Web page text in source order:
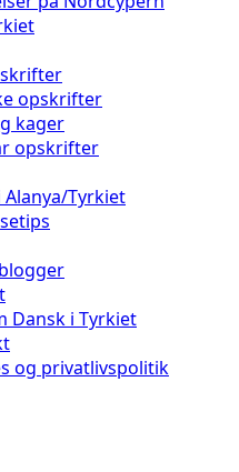
opskrifter
kager
opskrifter
Alanya/Tyrkiet
Dansk i Tyrkiet
og privatlivspolitik